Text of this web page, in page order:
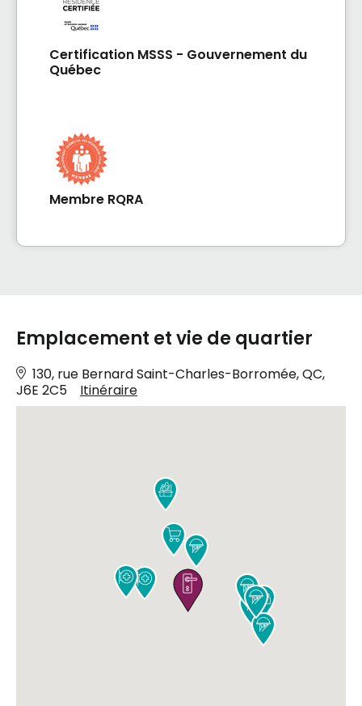
Certification MSSS - Gouvernement du
Québec
Membre RQRA
Emplacement et vie de quartier
130, rue Bernard Saint-Charles-Borromée, QC,
J6E 2C5
Itinéraire










